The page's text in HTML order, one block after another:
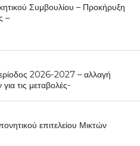
Συμβουλίου – Προκήρυξη
–
2026-2027 – αλλαγή
για τις μεταβολές-
επιτελείου Μικτών